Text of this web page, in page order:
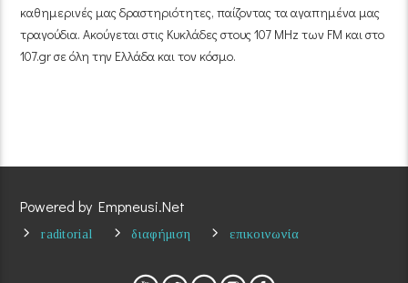
καθημερινές μας δραστηριότητες, παίζοντας τα αγαπημένα μας
τραγούδια. Ακούγεται στις Κυκλάδες στους 107 MHz των FM και στο
107.gr σε όλη την Ελλάδα και τον κόσμο.
Powered by Empneusi.Net
raditorial διαφήμιση επικοινωνία